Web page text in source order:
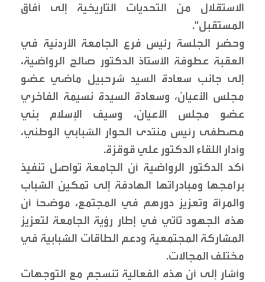
الاستقلال من التحديات التاريخية إلى آفاق
المستقبل".
وحضر الجلسة رئيس فرع الجامعة الأردنية في
العقبة عطوفة الأستاذ الدكتور صالح الرواضية،
إلى جانب سعادة السيد شرحبيل ماضي عضو
مجلس الأعيان، وسعادة السيدة نسيمة الفاخري
عضو مجلس الأعيان، وسيف الإسلام بني
مصطفى رئيس منتدى الحوار الشبابي الوطني،
وأدار اللقاء الدكتور علي قوقزة.
أكد الدكتور الرواضية أن الجامعة تواصل تنفيذ
برامجها ومبادراتها الهادفة إلى تمكين الشباب
والمرأة وتعزيز دورهم في المجتمع، موضحًا أن
هذه الجهود تأتي في إطار رؤية الجامعة لتعزيز
المشاركة المجتمعية ودعم الطاقات الشبابية في
مختلف المجالات.
وأشار إلى أن هذه الفعالية تنسجم مع التوجهات